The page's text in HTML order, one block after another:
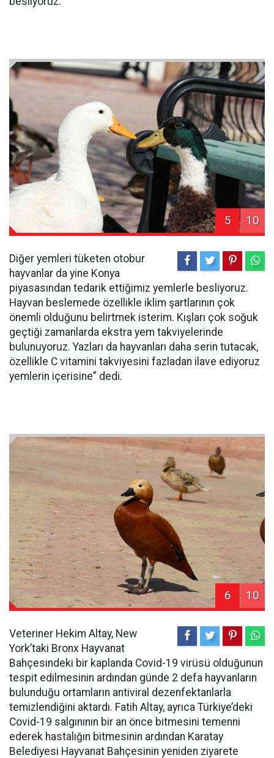
5 10
Diğer yemleri tüketen otobur
hayvanlar da yine Konya
piyasasından tedarik ettiğimiz yemlerle besliyoruz.
Hayvan beslemede özellikle iklim şartlarının çok
önemli olduğunu belirtmek isterim. Kışları çok soğuk
geçtiği zamanlarda ekstra yem takviyelerinde
bulunuyoruz. Yazları da hayvanları daha serin tutacak,
özellikle C vitamini takviyesini fazladan ilave ediyoruz
yemlerin içerisine” dedi.
6 10
Veteriner Hekim Altay, New
York’taki Bronx Hayvanat
Bahçesindeki bir kaplanda Covid-19 virüsü olduğunun
tespit edilmesinin ardından günde 2 defa hayvanların
bulunduğu ortamların antiviral dezenfektanlarla
temizlendiğini aktardı. Fatih Altay, ayrıca Türkiye’deki
Covid-19 salgınının bir an önce bitmesini temenni
ederek hastalığın bitmesinin ardından Karatay
Belediyesi Hayvanat Bahçesinin yeniden ziyarete